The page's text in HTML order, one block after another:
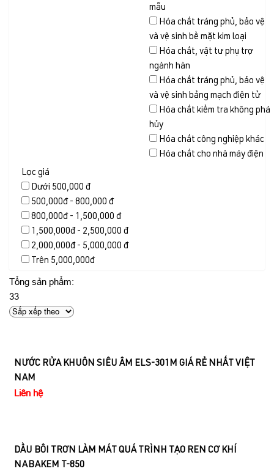
mẫu
Hóa chất tráng phủ, bảo vệ
và vệ sinh bề mặt kim loại
Hóa chất, vật tư phụ trợ
ngành hàn
Hóa chất tráng phủ, bảo vệ
và vệ sinh bảng mạch điện tử
Hóa chất kiểm tra không phá
hủy
Hóa chất công nghiệp khác
Hóa chất cho nhà máy điện
Lọc giá
Dưới 500,000 đ
500,000đ - 800,000 đ
800,000đ - 1,500,000 đ
1,500,000đ - 2,500,000 đ
2,000,000đ - 5,000,000 đ
Trên 5,000,000đ
Tổng sản phẩm:
33
NƯỚC RỬA KHUÔN SIÊU ÂM ELS-301M GIÁ RẺ NHẤT VIỆT
NAM
Liên hệ
DẦU BÔI TRƠN LÀM MÁT QUÁ TRÌNH TẠO REN CƠ KHÍ
NABAKEM T-850